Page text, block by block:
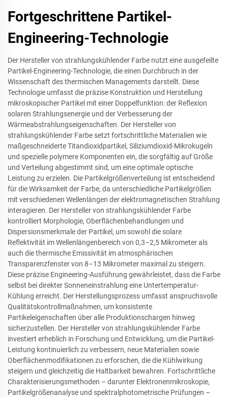
Fortgeschrittene Partikel-
Engineering-Technologie
Der Hersteller von strahlungskühlender Farbe nutzt eine ausgefeilte
Partikel-Engineering-Technologie, die einen Durchbruch in der
Wissenschaft des thermischen Managements darstellt. Diese
Technologie umfasst die präzise Konstruktion und Herstellung
mikroskopischer Partikel mit einer Doppelfunktion: der Reflexion
solaren Strahlungsenergie und der Verbesserung der
Wärmeabstrahlungseigenschaften. Der Hersteller von
strahlungskühlender Farbe setzt fortschrittliche Materialien wie
maßgeschneiderte Titandioxidpartikel, Siliziumdioxid-Mikrokugeln
und spezielle polymere Komponenten ein, die sorgfältig auf Größe
und Verteilung abgestimmt sind, um eine optimale optische
Leistung zu erzielen. Die Partikelgrößenverteilung ist entscheidend
für die Wirksamkeit der Farbe, da unterschiedliche Partikelgrößen
mit verschiedenen Wellenlängen der elektromagnetischen Strahlung
interagieren. Der Hersteller von strahlungskühlender Farbe
kontrolliert Morphologie, Oberflächenbehandlungen und
Dispersionsmerkmale der Partikel, um sowohl die solare
Reflektivität im Wellenlängenbereich von 0,3–2,5 Mikrometer als
auch die thermische Emissivität im atmosphärischen
Transparenzfenster von 8–13 Mikrometer maximal zu steigern.
Diese präzise Engineering-Ausführung gewährleistet, dass die Farbe
selbst bei direkter Sonneneinstrahlung eine Untertemperatur-
Kühlung erreicht. Der Herstellungsprozess umfasst anspruchsvolle
Qualitätskontrollmaßnahmen, um konsistente
Partikeleigenschaften über alle Produktionschargen hinweg
sicherzustellen. Der Hersteller von strahlungskühlender Farbe
investiert erheblich in Forschung und Entwicklung, um die Partikel-
Leistung kontinuierlich zu verbessern, neue Materialien sowie
Oberflächenmodifikationen zu erforschen, die die Kühlwirkung
steigern und gleichzeitig die Haltbarkeit bewahren. Fortschrittliche
Charakterisierungsmethoden – darunter Elektronenmikroskopie,
Partikelgrößenanalyse und spektralphotometrische Prüfungen –